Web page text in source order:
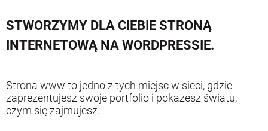
STWORZYMY DLA CIEBIE STRONĄ
INTERNETOWĄ NA WORDPRESSIE.
Strona www to jedno z tych miejsc w sieci, gdzie
zaprezentujesz swoje portfolio i pokażesz światu,
czym się zajmujesz.